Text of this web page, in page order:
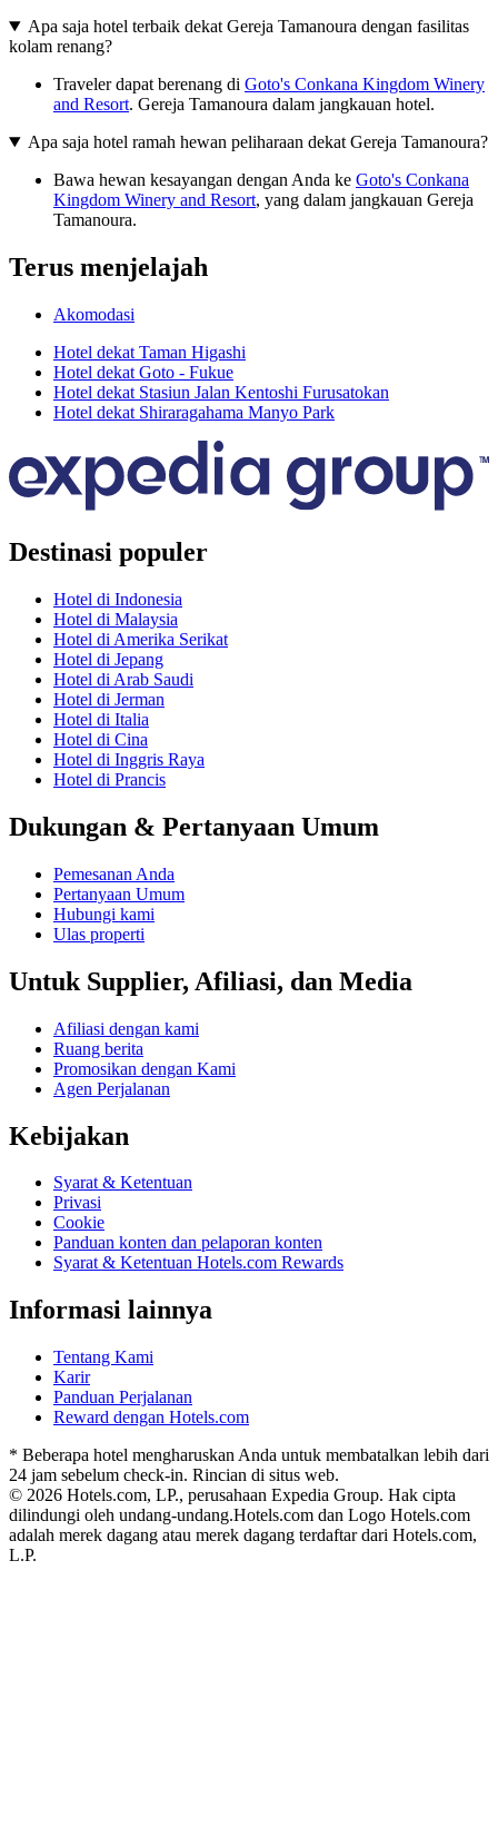
Apa saja hotel terbaik dekat Gereja Tamanoura dengan fasilitas
kolam renang?
Traveler dapat berenang di Goto's Conkana Kingdom Winery
and Resort. Gereja Tamanoura dalam jangkauan hotel.
Apa saja hotel ramah hewan peliharaan dekat Gereja Tamanoura?
Bawa hewan kesayangan dengan Anda ke Goto's Conkana
Kingdom Winery and Resort, yang dalam jangkauan Gereja
Tamanoura.
Terus menjelajah
Akomodasi
Hotel dekat Taman Higashi
Hotel dekat Goto - Fukue
Hotel dekat Stasiun Jalan Kentoshi Furusatokan
Hotel dekat Shiraragahama Manyo Park
Destinasi populer
Hotel di Indonesia
Hotel di Malaysia
Hotel di Amerika Serikat
Hotel di Jepang
Hotel di Arab Saudi
Hotel di Jerman
Hotel di Italia
Hotel di Cina
Hotel di Inggris Raya
Hotel di Prancis
Dukungan & Pertanyaan Umum
Pemesanan Anda
Pertanyaan Umum
Hubungi kami
Ulas properti
Untuk Supplier, Afiliasi, dan Media
Afiliasi dengan kami
Ruang berita
Promosikan dengan Kami
Agen Perjalanan
Kebijakan
Syarat & Ketentuan
Privasi
Cookie
Panduan konten dan pelaporan konten
Syarat & Ketentuan Hotels.com Rewards
Informasi lainnya
Tentang Kami
Karir
Panduan Perjalanan
Reward dengan Hotels.com
* Beberapa hotel mengharuskan Anda untuk membatalkan lebih dari
24 jam sebelum check-in. Rincian di situs web.
© 2026 Hotels.com, LP., perusahaan Expedia Group. Hak cipta
dilindungi oleh undang-undang.Hotels.com dan Logo Hotels.com
adalah merek dagang atau merek dagang terdaftar dari Hotels.com,
L.P.